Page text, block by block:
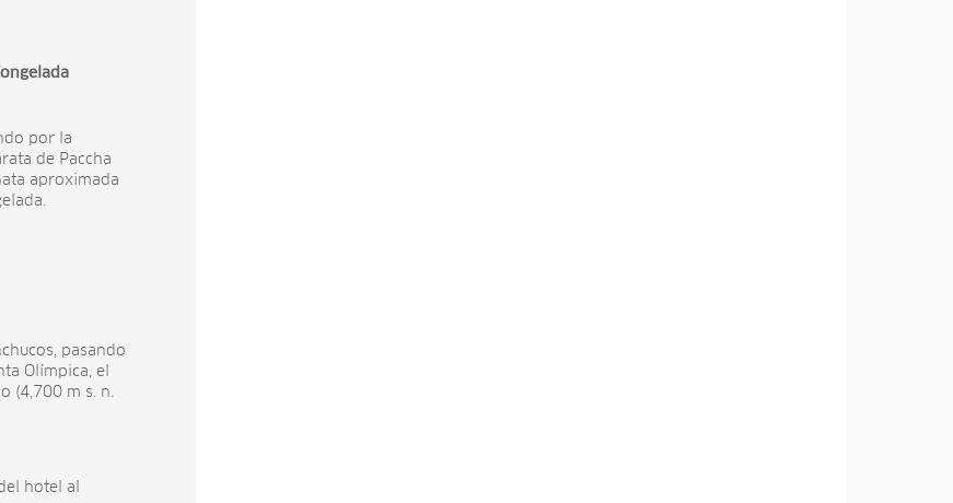
por la
de Paccha
aproximada
pasando
Olímpica, el
(4,700 m s. n.
hotel al